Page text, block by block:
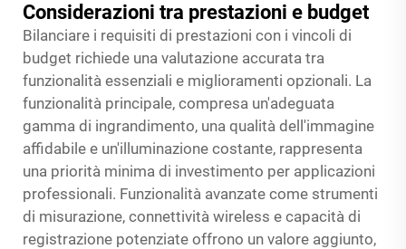
Considerazioni tra prestazioni e budget
Bilanciare i requisiti di prestazioni con i vincoli di
budget richiede una valutazione accurata tra
funzionalità essenziali e miglioramenti opzionali. La
funzionalità principale, compresa un'adeguata
gamma di ingrandimento, una qualità dell'immagine
affidabile e un'illuminazione costante, rappresenta
una priorità minima di investimento per applicazioni
professionali. Funzionalità avanzate come strumenti
di misurazione, connettività wireless e capacità di
registrazione potenziate offrono un valore aggiunto,